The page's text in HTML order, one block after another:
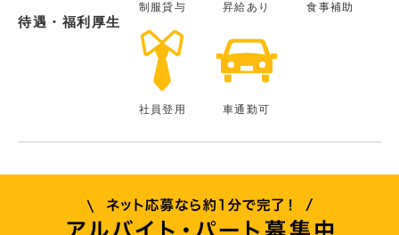
待遇・福利厚生
制服貸与 昇給あり 食事補助
社員登用 車通勤可